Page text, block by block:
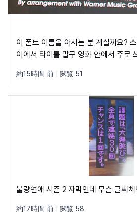
이 폰트 이름을 아시는 분 계실까요?
이에서 타이틀 말구 영화 안에서 주로
깝고 t가 유독 가로가 짧아서 예쁘더라
約15時間 前 閲覧 51
불량연애 시즌 2 자막인데 무슨 글씨체
約17時間 前 閲覧 58